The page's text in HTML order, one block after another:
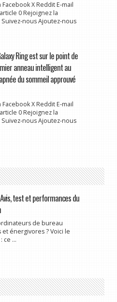
X Reddit E-mail
0 Rejoignez la
nous Ajoutez-nous
Ring est sur le point de
anneau intelligent au
du sommeil approuvé
X Reddit E-mail
0 Rejoignez la
nous Ajoutez-nous
Avis, test et performances du
de bureau
énergivores ? Voici le
ce ...